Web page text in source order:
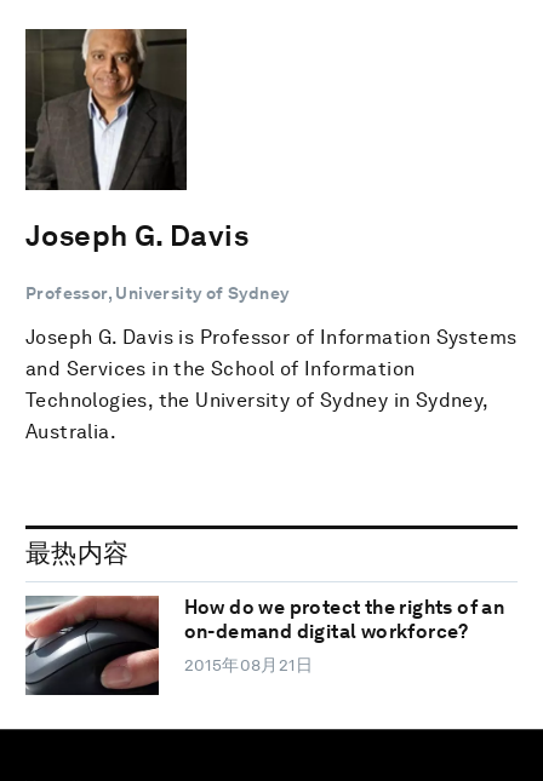
Joseph G. Davis
Professor, University of Sydney
Joseph G. Davis is Professor of Information Systems
and Services in the School of Information
Technologies, the University of Sydney in Sydney,
Australia.
最热内容
How do we protect the rights of an
on-demand digital workforce?
2015年08月21日